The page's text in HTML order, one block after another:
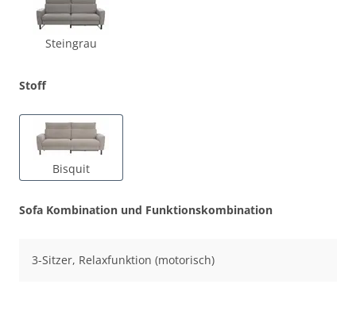
Steingrau
Stoff
Bisquit
Sofa Kombination und Funktionskombination
3-Sitzer, Relaxfunktion (motorisch)